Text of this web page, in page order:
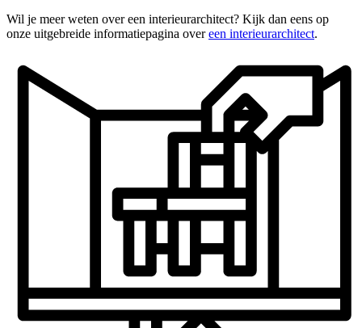
Wil je meer weten over een interieurarchitect? Kijk dan eens op
onze uitgebreide informatiepagina overeen interieurarchitect.